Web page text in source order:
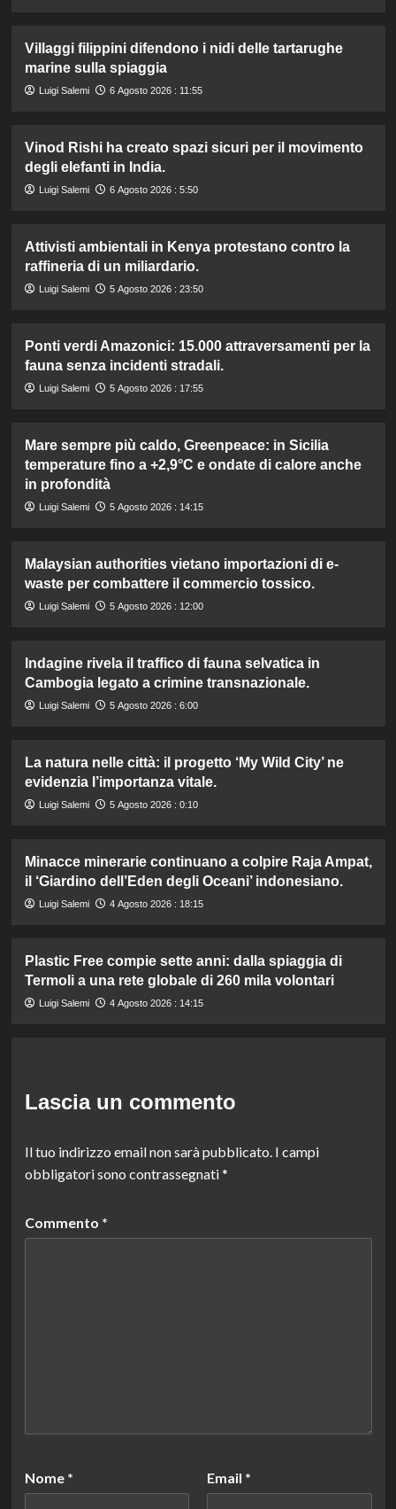
Villaggi filippini difendono i nidi delle tartarughe
marine sulla spiaggia
Luigi Salemi 6 Agosto 2026 : 11:55
Vinod Rishi ha creato spazi sicuri per il movimento
degli elefanti in India.
Luigi Salemi 6 Agosto 2026 : 5:50
Attivisti ambientali in Kenya protestano contro la
raffineria di un miliardario.
Luigi Salemi 5 Agosto 2026 : 23:50
Ponti verdi Amazonici: 15.000 attraversamenti per la
fauna senza incidenti stradali.
Luigi Salemi 5 Agosto 2026 : 17:55
Mare sempre più caldo, Greenpeace: in Sicilia
temperature fino a +2,9°C e ondate di calore anche
in profondità
Luigi Salemi 5 Agosto 2026 : 14:15
Malaysian authorities vietano importazioni di e-
waste per combattere il commercio tossico.
Luigi Salemi 5 Agosto 2026 : 12:00
Indagine rivela il traffico di fauna selvatica in
Cambogia legato a crimine transnazionale.
Luigi Salemi 5 Agosto 2026 : 6:00
La natura nelle città: il progetto ‘My Wild City’ ne
evidenzia l’importanza vitale.
Luigi Salemi 5 Agosto 2026 : 0:10
Minacce minerarie continuano a colpire Raja Ampat,
il ‘Giardino dell’Eden degli Oceani’ indonesiano.
Luigi Salemi 4 Agosto 2026 : 18:15
Plastic Free compie sette anni: dalla spiaggia di
Termoli a una rete globale di 260 mila volontari
Luigi Salemi 4 Agosto 2026 : 14:15
Lascia un commento
Il tuo indirizzo email non sarà pubblicato. I campi
obbligatori sono contrassegnati*
Commento *
Nome * Email *